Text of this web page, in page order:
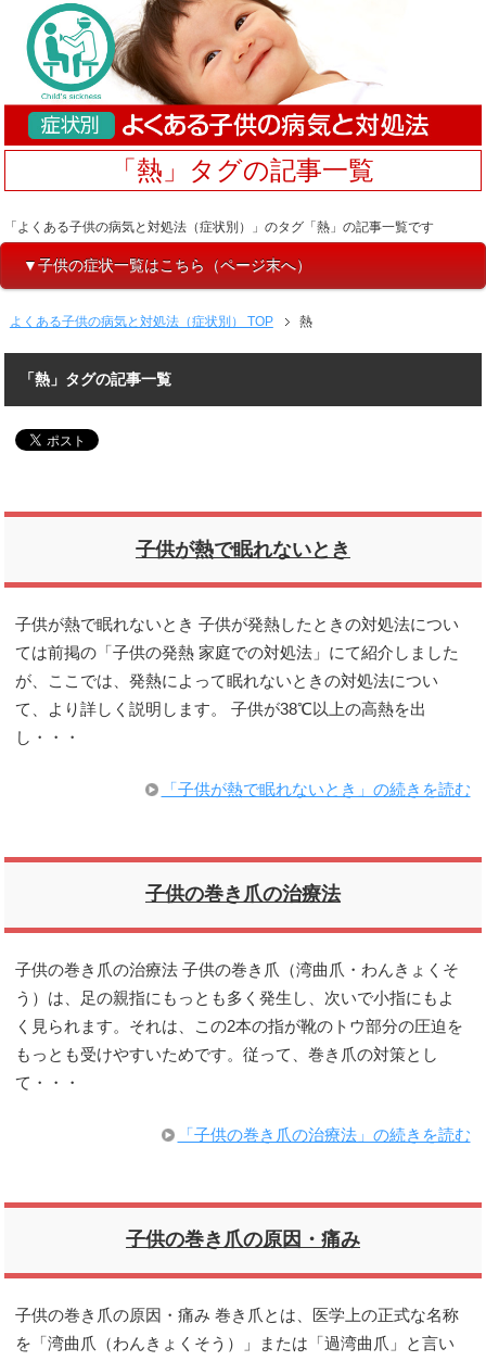
「熱」タグの記事一覧
「よくある子供の病気と対処法（症状別）」のタグ「熱」の記事一覧です
▼子供の症状一覧はこちら（ページ末へ）
よくある子供の病気と対処法（症状別） TOP 熱
「熱」タグの記事一覧
子供が熱で眠れないとき
子供が熱で眠れないとき 子供が発熱したときの対処法につい
ては前掲の「子供の発熱 家庭での対処法」にて紹介しました
が、ここでは、発熱によって眠れないときの対処法につい
て、より詳しく説明します。 子供が38℃以上の高熱を出
し・・・
「子供が熱で眠れないとき」の続きを読む
子供の巻き爪の治療法
子供の巻き爪の治療法 子供の巻き爪（湾曲爪・わんきょくそ
う）は、足の親指にもっとも多く発生し、次いで小指にもよ
く見られます。それは、この2本の指が靴のトウ部分の圧迫を
もっとも受けやすいためです。従って、巻き爪の対策とし
て・・・
「子供の巻き爪の治療法」の続きを読む
子供の巻き爪の原因・痛み
子供の巻き爪の原因・痛み 巻き爪とは、医学上の正式な名称
を「湾曲爪（わんきょくそう）」または「過湾曲爪」と言い